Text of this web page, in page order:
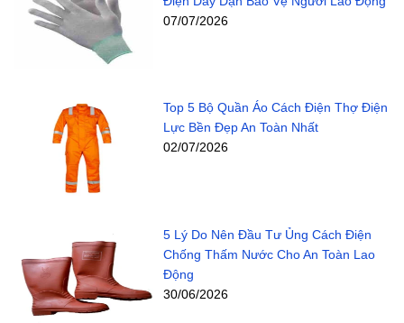
07/07/2026
Top 5 Bộ Quần Áo Cách Điện Thợ Điện
Lực Bền Đẹp An Toàn Nhất
02/07/2026
5 Lý Do Nên Đầu Tư Ủng Cách Điện
Chống Thấm Nước Cho An Toàn Lao
Động
30/06/2026